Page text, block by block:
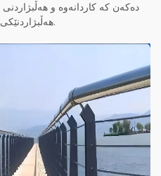
دەكه‌ن كە كاردانەوە و
هەڵبژاردنێكی گونجاوی بۆ شوێنە ئاوانەكان دەكات.